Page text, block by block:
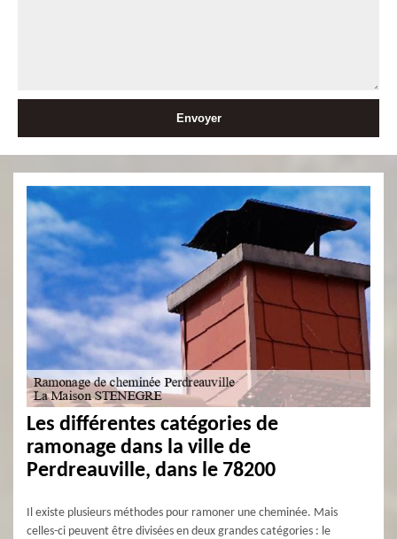
Les différentes catégories de
ramonage dans la ville de
Perdreauville, dans le 78200
Il existe plusieurs méthodes pour ramoner une cheminée. Mais
celles-ci peuvent être divisées en deux grandes catégories : le